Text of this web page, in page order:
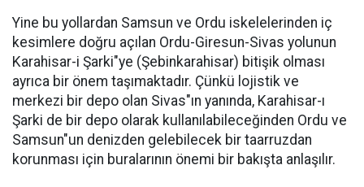
Yine bu yollardan Samsun ve Ordu iskelelerinden iç
kesimlere doğru açılan Ordu-Giresun-Sivas yolunun
Karahisar-i Şarki"ye (Şebinkarahisar) bitişik olması
ayrıca bir önem taşımaktadır. Çünkü lojistik ve
merkezi bir depo olan Sivas"ın yanında, Karahisar-ı
Şarki de bir depo olarak kullanılabileceğinden Ordu ve
Samsun"un denizden gelebilecek bir taarruzdan
korunması için buralarının önemi bir bakışta anlaşılır.